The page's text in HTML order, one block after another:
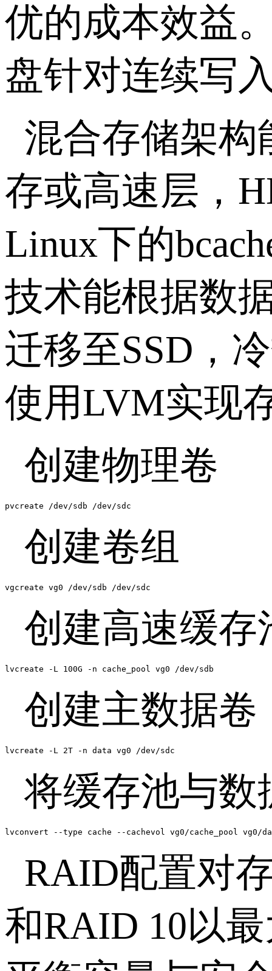
优的成本效益
盘针对连续写
混合存储架构
存或高速层，
Linux下的
技术能根据数
迁移至SSD ，
使用LVM实现
创建物理卷
pvcreate /dev/sdb /dev/sdc
创建卷组
vgcreate vg0 /dev/sdb /dev/sdc
创建高速缓存
lvcreate -L 100G -n cache_pool vg0 /dev/sdb
创建主数据卷
lvcreate -L 2T -n data vg0 /dev/sdc
将缓存池与数
lvconvert --type cache --cachevol vg0/cache_pool vg0/
RAID配置对
和RAID 10以